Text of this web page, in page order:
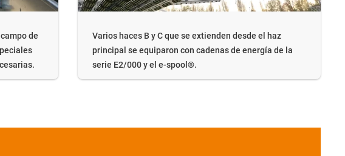
de
Varios haces B y C que se extienden desde el haz
principal se equiparon con cadenas de energía de la
serie E2/000 y el e-spool®.